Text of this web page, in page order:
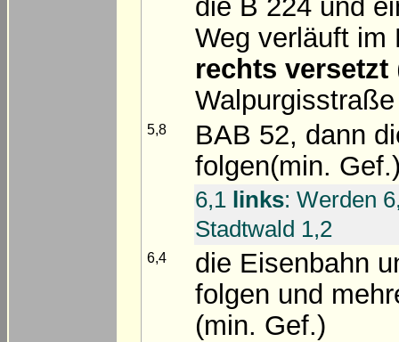
die B 224 und
Weg verläuft im
rechts versetzt
5,8
BAB 52, dann
folgen(min.
6,1 links: Werden
Stadtwald 1,2
6,4
die Eisenbahn
folgen und
(min. Gef.)